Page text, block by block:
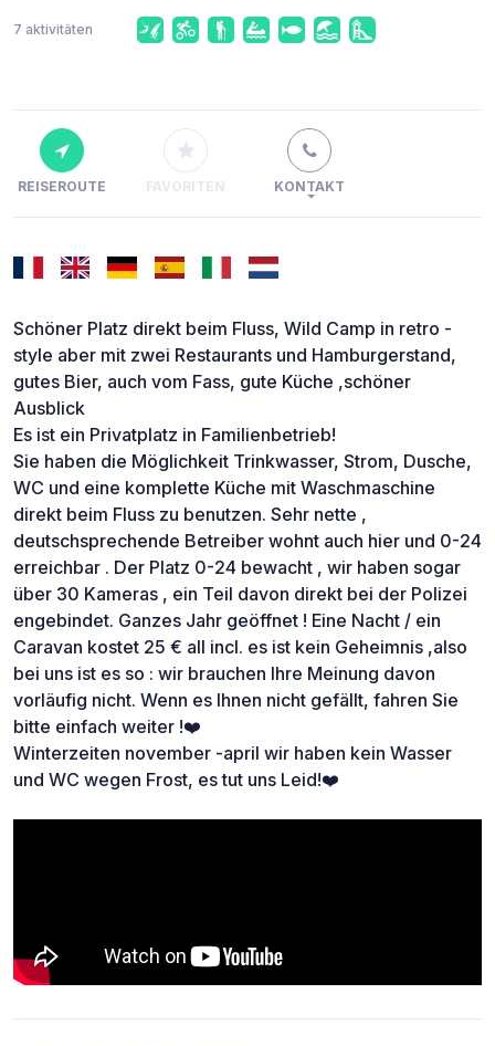
7 aktivitäten
REISEROUTE FAVORITEN KONTAKT
Schöner Platz direkt beim Fluss, Wild Camp in retro -
style aber mit zwei Restaurants und Hamburgerstand,
gutes Bier, auch vom Fass, gute Küche ,schöner
Ausblick
Es ist ein Privatplatz in Familienbetrieb!
Sie haben die Möglichkeit Trinkwasser, Strom, Dusche,
WC und eine komplette Küche mit Waschmaschine
direkt beim Fluss zu benutzen. Sehr nette ,
deutschsprechende Betreiber wohnt auch hier und 0-24
erreichbar . Der Platz 0-24 bewacht , wir haben sogar
über 30 Kameras , ein Teil davon direkt bei der Polizei
engebindet. Ganzes Jahr geöffnet ! Eine Nacht / ein
Caravan kostet 25 € all incl. es ist kein Geheimnis ,also
bei uns ist es so : wir brauchen Ihre Meinung davon
vorläufig nicht. Wenn es Ihnen nicht gefällt, fahren Sie
bitte einfach weiter !❤️
Winterzeiten november -april wir haben kein Wasser
und WC wegen Frost, es tut uns Leid!❤️